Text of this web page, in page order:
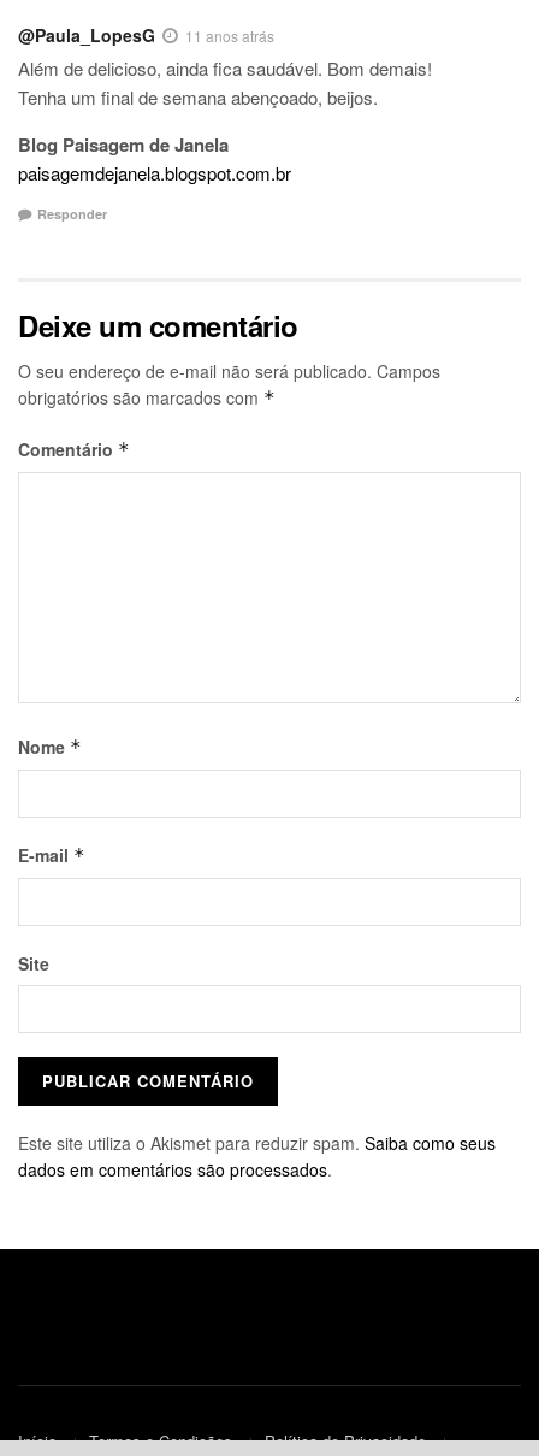
@Paula_LopesG 11 anos atrás
Além de delicioso, ainda fica saudável. Bom demais!
Tenha um final de semana abençoado, beijos.
Blog Paisagem de Janela
paisagemdejanela.blogspot.com.br
Responder
Deixe um comentário
O seu endereço de e-mail não será publicado. Campos
obrigatórios são marcados com *
Comentário *
Nome *
E-mail *
Site
Este site utiliza o Akismet para reduzir spam. Saiba como seus
dados em comentários são processados.
Início Termos e Condições
Política de Privacidade